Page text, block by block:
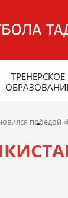
ТРЕНЕРСКОЕ
победой